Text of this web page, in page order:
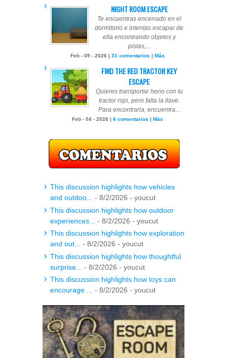
NIGHT ROOM ESCAPE
Te encuentras encerrado en el
dormitorio e intentas escapar de
ella encontrando objetos y
pistas,...
Feb - 09 - 2026 | 31 comentarios Más
FIND THE RED TRACTOR KEY
ESCAPE
Quieres transportar heno con tu
tractor rojo, pero falta la llave.
Para encontrarla, encuentra...
Feb - 04 - 2026 | 6 comentarios Más
This discussion highlights how vehicles
and outdoo... - 8/2/2026 - youcut
This discussion highlights how outdoor
experiences...
- 8/2/2026 - youcut
This discussion highlights how exploration
and out... - 8/2/2026 - youcut
This discussion highlights how thoughtful
surprise...
- 8/2/2026 - youcut
This discussion highlights how toys can
encourage ... - 8/2/2026 - youcut